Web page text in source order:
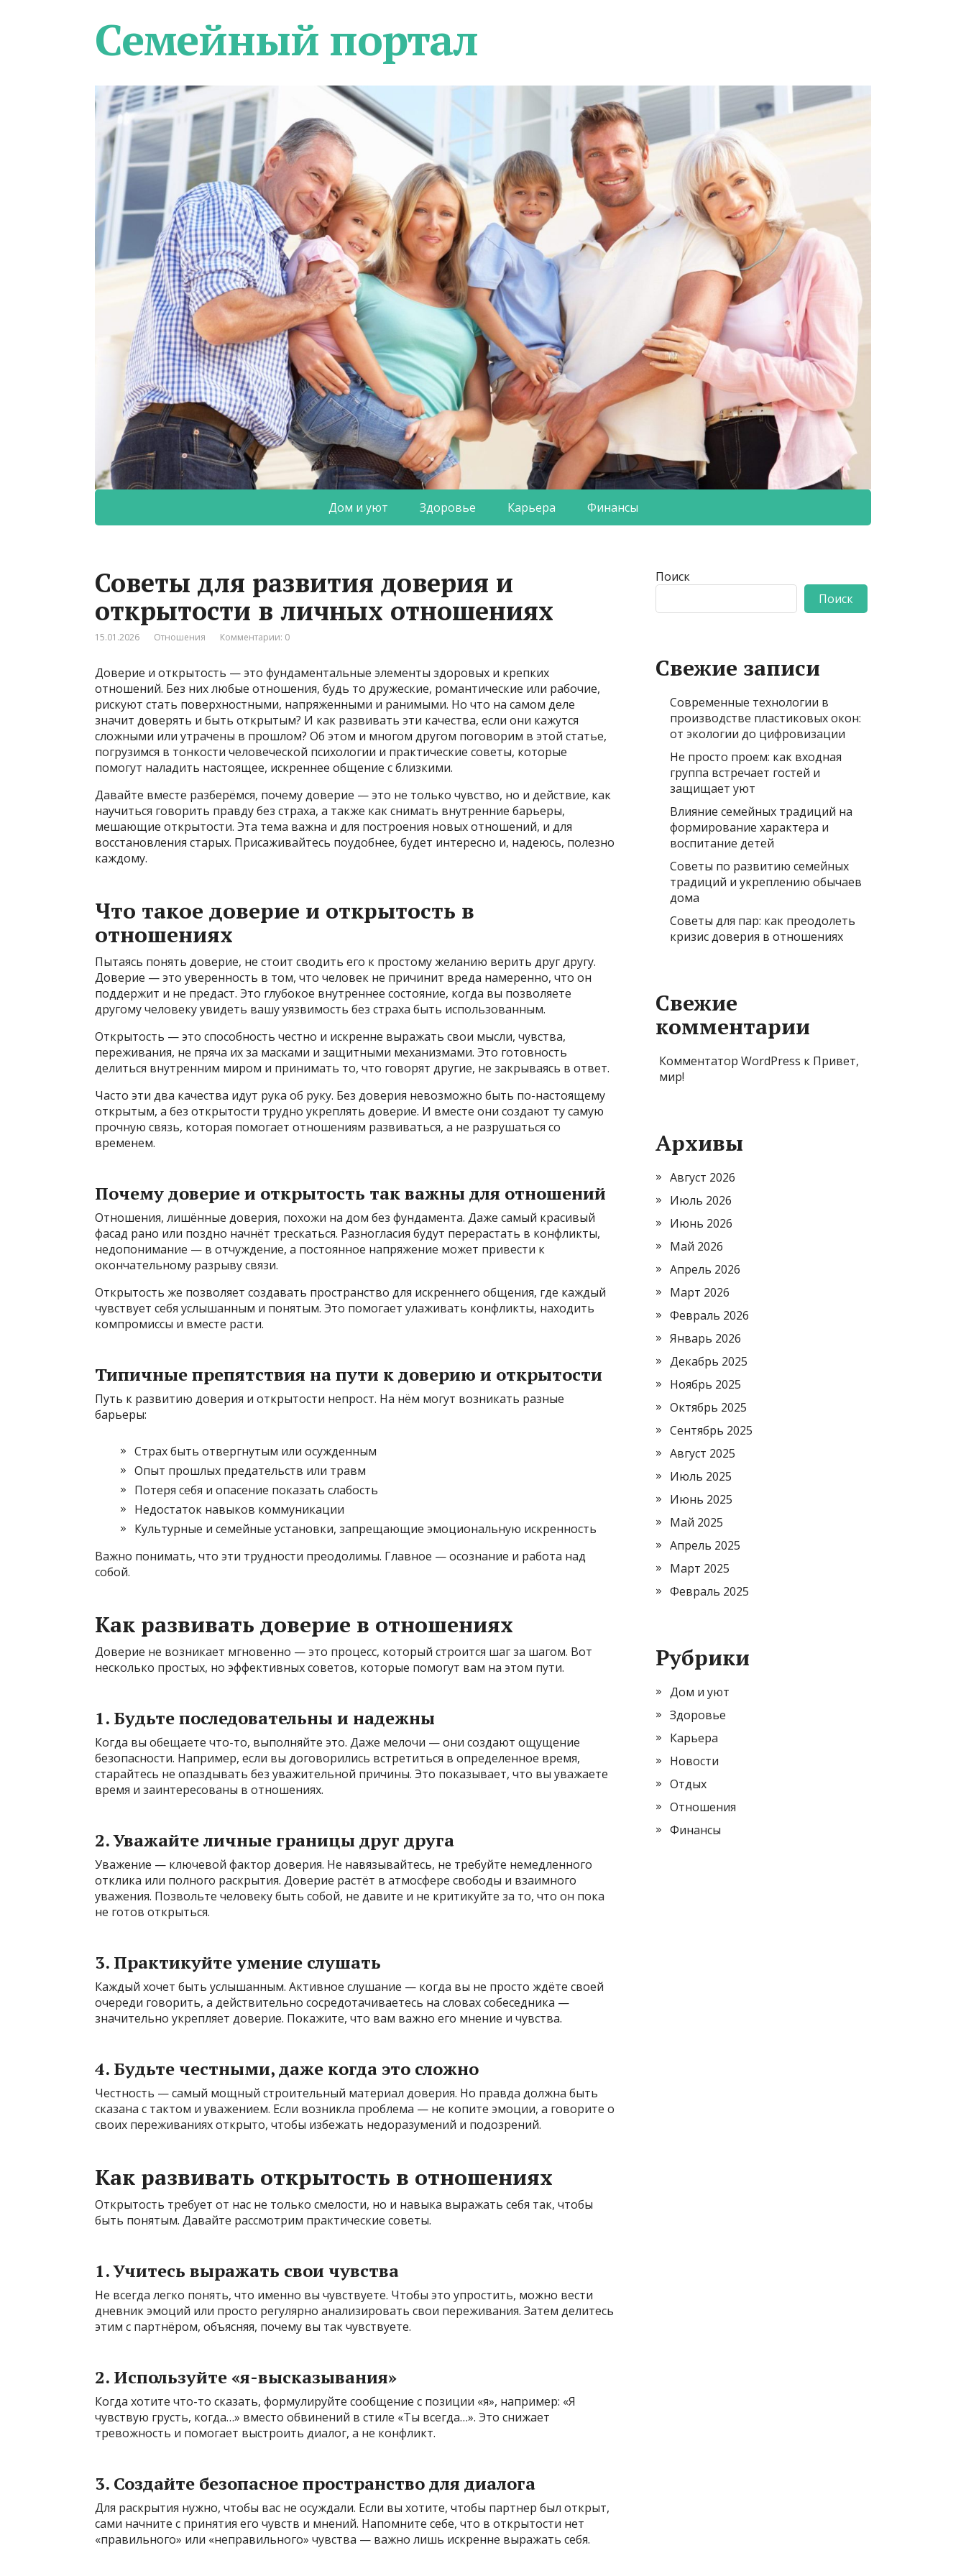
Семейный портал
Дом и уют Здоровье Карьера Финансы
Советы для развития доверия и
открытости в личных отношениях
15.01.2026 Отношения Комментарии: 0
Доверие и открытость — это фундаментальные элементы здоровых и крепких
отношений. Без них любые отношения, будь то дружеские, романтические или рабочие,
рискуют стать поверхностными, напряженными и ранимыми. Но что на самом деле
значит доверять и быть открытым? И как развивать эти качества, если они кажутся
сложными или утрачены в прошлом? Об этом и многом другом поговорим в этой статье,
погрузимся в тонкости человеческой психологии и практические советы, которые
помогут наладить настоящее, искреннее общение с близкими.
Давайте вместе разберёмся, почему доверие — это не только чувство, но и действие, как
научиться говорить правду без страха, а также как снимать внутренние барьеры,
мешающие открытости. Эта тема важна и для построения новых отношений, и для
восстановления старых. Присаживайтесь поудобнее, будет интересно и, надеюсь, полезно
каждому.
Что такое доверие и открытость в
отношениях
Пытаясь понять доверие, не стоит сводить его к простому желанию верить друг другу.
Доверие — это уверенность в том, что человек не причинит вреда намеренно, что он
поддержит и не предаст. Это глубокое внутреннее состояние, когда вы позволяете
другому человеку увидеть вашу уязвимость без страха быть использованным.
Открытость — это способность честно и искренне выражать свои мысли, чувства,
переживания, не пряча их за масками и защитными механизмами. Это готовность
делиться внутренним миром и принимать то, что говорят другие, не закрываясь в ответ.
Часто эти два качества идут рука об руку. Без доверия невозможно быть по-настоящему
открытым, а без открытости трудно укреплять доверие. И вместе они создают ту самую
прочную связь, которая помогает отношениям развиваться, а не разрушаться со
временем.
Почему доверие и открытость так важны для отношений
Отношения, лишённые доверия, похожи на дом без фундамента. Даже самый красивый
фасад рано или поздно начнёт трескаться. Разногласия будут перерастать в конфликты,
недопонимание — в отчуждение, а постоянное напряжение может привести к
окончательному разрыву связи.
Открытость же позволяет создавать пространство для искреннего общения, где каждый
чувствует себя услышанным и понятым. Это помогает улаживать конфликты, находить
компромиссы и вместе расти.
Типичные препятствия на пути к доверию и открытости
Путь к развитию доверия и открытости непрост. На нём могут возникать разные
барьеры:
Страх быть отвергнутым или осужденным
Опыт прошлых предательств или травм
Потеря себя и опасение показать слабость
Недостаток навыков коммуникации
Культурные и семейные установки, запрещающие эмоциональную искренность
Важно понимать, что эти трудности преодолимы. Главное — осознание и работа над
собой.
Как развивать доверие в отношениях
Доверие не возникает мгновенно — это процесс, который строится шаг за шагом. Вот
несколько простых, но эффективных советов, которые помогут вам на этом пути.
1. Будьте последовательны и надежны
Когда вы обещаете что-то, выполняйте это. Даже мелочи — они создают ощущение
безопасности. Например, если вы договорились встретиться в определенное время,
старайтесь не опаздывать без уважительной причины. Это показывает, что вы уважаете
время и заинтересованы в отношениях.
2. Уважайте личные границы друг друга
Уважение — ключевой фактор доверия. Не навязывайтесь, не требуйте немедленного
отклика или полного раскрытия. Доверие растёт в атмосфере свободы и взаимного
уважения. Позвольте человеку быть собой, не давите и не критикуйте за то, что он пока
не готов открыться.
3. Практикуйте умение слушать
Каждый хочет быть услышанным. Активное слушание — когда вы не просто ждёте своей
очереди говорить, а действительно сосредотачиваетесь на словах собеседника —
значительно укрепляет доверие. Покажите, что вам важно его мнение и чувства.
4. Будьте честными, даже когда это сложно
Честность — самый мощный строительный материал доверия. Но правда должна быть
сказана с тактом и уважением. Если возникла проблема — не копите эмоции, а говорите о
своих переживаниях открыто, чтобы избежать недоразумений и подозрений.
Как развивать открытость в отношениях
Открытость требует от нас не только смелости, но и навыка выражать себя так, чтобы
быть понятым. Давайте рассмотрим практические советы.
1. Учитесь выражать свои чувства
Не всегда легко понять, что именно вы чувствуете. Чтобы это упростить, можно вести
дневник эмоций или просто регулярно анализировать свои переживания. Затем делитесь
этим с партнёром, объясняя, почему вы так чувствуете.
2. Используйте «я-высказывания»
Когда хотите что-то сказать, формулируйте сообщение с позиции «я», например: «Я
чувствую грусть, когда…» вместо обвинений в стиле «Ты всегда…». Это снижает
тревожность и помогает выстроить диалог, а не конфликт.
3. Создайте безопасное пространство для диалога
Для раскрытия нужно, чтобы вас не осуждали. Если вы хотите, чтобы партнер был открыт,
сами начните с принятия его чувств и мнений. Напомните себе, что в открытости нет
«правильного» или «неправильного» чувства — важно лишь искренне выражать себя.
Поиск
Поиск
Свежие записи
Современные технологии в
производстве пластиковых окон:
от экологии до цифровизации
Не просто проем: как входная
группа встречает гостей и
защищает уют
Влияние семейных традиций на
формирование характера и
воспитание детей
Советы по развитию семейных
традиций и укреплению обычаев
дома
Советы для пар: как преодолеть
кризис доверия в отношениях
Свежие
комментарии
Комментатор WordPress к Привет,
мир!
Архивы
Август 2026
Июль 2026
Июнь 2026
Май 2026
Апрель 2026
Март 2026
Февраль 2026
Январь 2026
Декабрь 2025
Ноябрь 2025
Октябрь 2025
Сентябрь 2025
Август 2025
Июль 2025
Июнь 2025
Май 2025
Апрель 2025
Март 2025
Февраль 2025
Рубрики
Дом и уют
Здоровье
Карьера
Новости
Отдых
Отношения
Финансы